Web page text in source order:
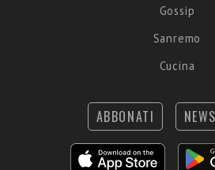
Gossip
Sanremo
Cucina
ABBONATI